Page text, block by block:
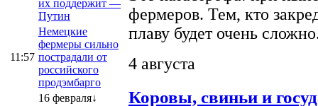
их поддержит —
Путин
11:57
Немецкие
фермеры сильно
пострадали от
российского
продэмбарго
16 февраля↓
фермеров. Тем, кто
плаву будет очень
4 августа
Коровы, свиньи и